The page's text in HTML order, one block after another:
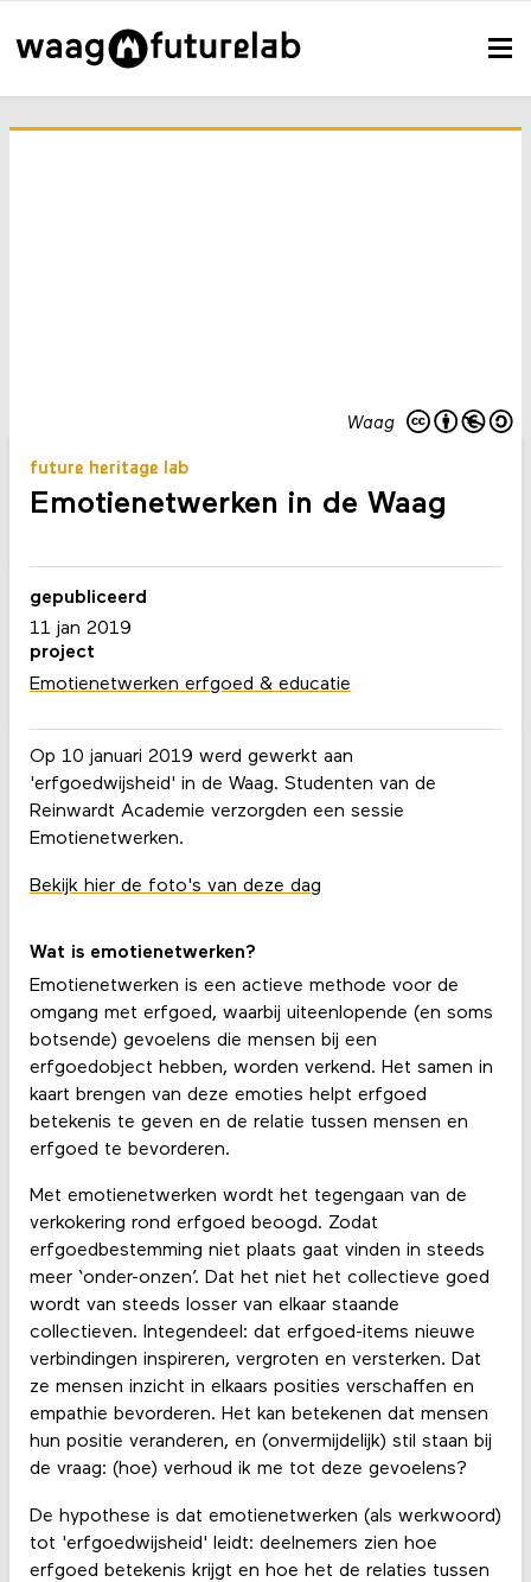
Waag
future heritage lab
Emotienetwerken in de Waag
Op 10 januari 2019 werd gewerkt aan
'erfgoedwijsheid' in de Waag. Studenten van de
Reinwardt Academie verzorgden een sessie
Emotienetwerken.
Bekijk hier de foto's van deze dag
Wat is emotienetwerken?
Emotienetwerken is een actieve methode voor de
omgang met erfgoed, waarbij uiteenlopende (en soms
botsende) gevoelens die mensen bij een
erfgoedobject hebben, worden verkend. Het samen in
kaart brengen van deze emoties helpt erfgoed
betekenis te geven en de relatie tussen mensen en
erfgoed te bevorderen.
Met emotienetwerken wordt het tegengaan van de
verkokering rond erfgoed beoogd. Zodat
erfgoedbestemming niet plaats gaat vinden in steeds
meer ‘onder-onzen’. Dat het niet het collectieve goed
wordt van steeds losser van elkaar staande
collectieven. Integendeel: dat erfgoed-items nieuwe
verbindingen inspireren, vergroten en versterken. Dat
ze mensen inzicht in elkaars posities verschaffen en
empathie bevorderen. Het kan betekenen dat mensen
hun positie veranderen, en (onvermijdelijk) stil staan bij
de vraag: (hoe) verhoud ik me tot deze gevoelens?
De hypothese is dat emotienetwerken (als werkwoord)
tot 'erfgoedwijsheid' leidt: deelnemers zien hoe
erfgoed betekenis krijgt en hoe het de relaties tussen
gepubliceerd
11 jan 2019
project
Emotienetwerken erfgoed & educatie